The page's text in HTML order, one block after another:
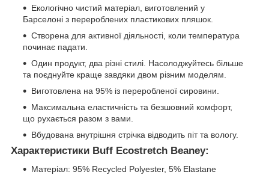
Екологічно чистий матеріал, виготовлений у
Барселоні з перероблених пластикових пляшок.
Створена для активної діяльності, коли температура
починає падати.
Один продукт, два різні стилі. Насолоджуйтесь більше
та поєднуйте краще завдяки двом різним моделям.
Виготовлена на 95% із переробленої сировини.
Максимальна еластичність та безшовний комфорт,
що рухається разом з вами.
Вбудована внутрішня стрічка відводить піт та вологу.
Характеристики Buff Ecostretch Beaney:
Матеріал: 95% Recycled Polyester, 5% Elastane